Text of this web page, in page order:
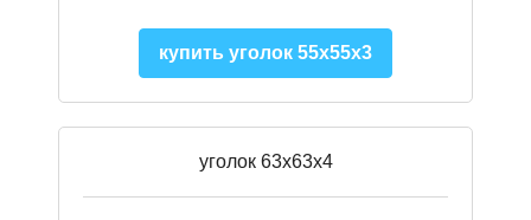
купить уголок 55х55х3
уголок 63х63х4